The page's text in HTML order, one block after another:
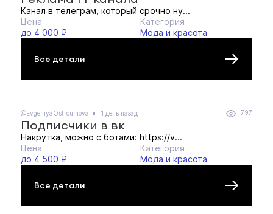
Канал в телеграм, который срочно ну...
Цена
до 4 000 ₽
Категория
Мода и красота
Все детали
@EvgeniyaOstroumova 1 день назад 797
Подписчики в вк
Накрутка, можно с ботами: https://v...
Цена
до 4 500 ₽
Категория
Мода и красота
Все детали